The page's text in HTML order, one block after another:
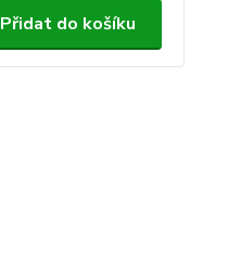
Přidat do košíku